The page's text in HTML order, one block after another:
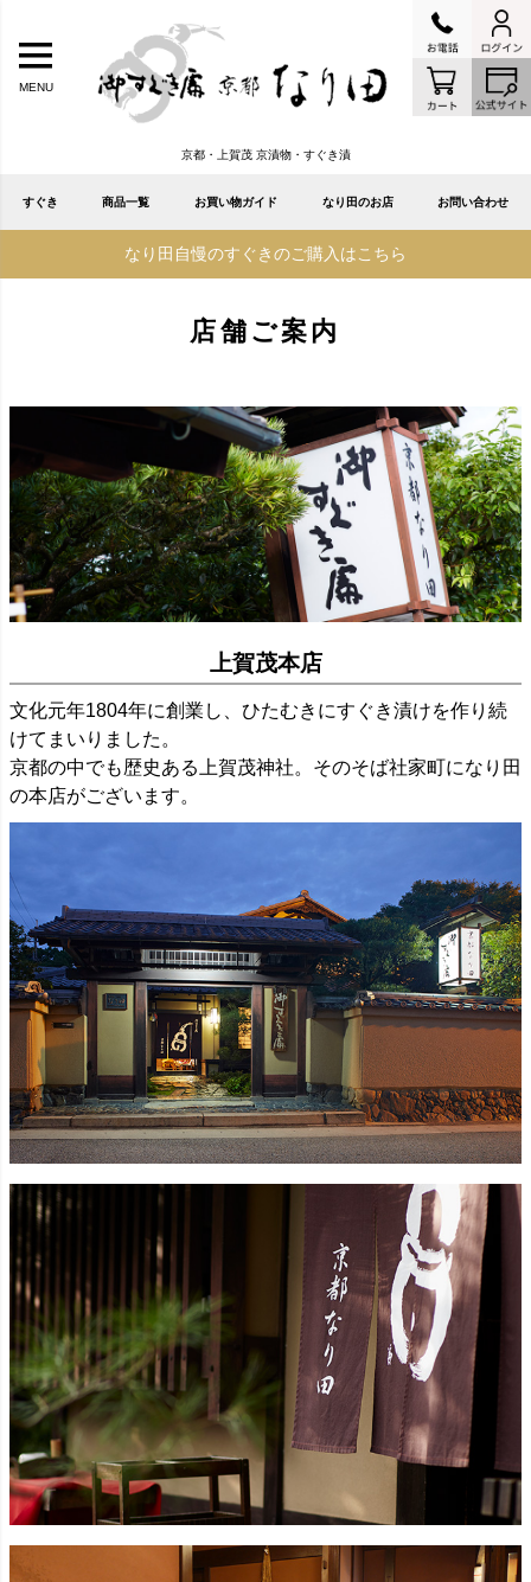
MENU
京都・上賀茂 京漬物・すぐき漬
すぐき 商品一覧 お買い物ガイド なり田のお店 お問い合わせ
なり田自慢のすぐきのご購入はこちら
店舗ご案内
上賀茂本店
文化元年1804年に創業し、ひたむきにすぐき漬けを作り続
けてまいりました。
京都の中でも歴史ある上賀茂神社。そのそば社家町になり田
の本店がございます。